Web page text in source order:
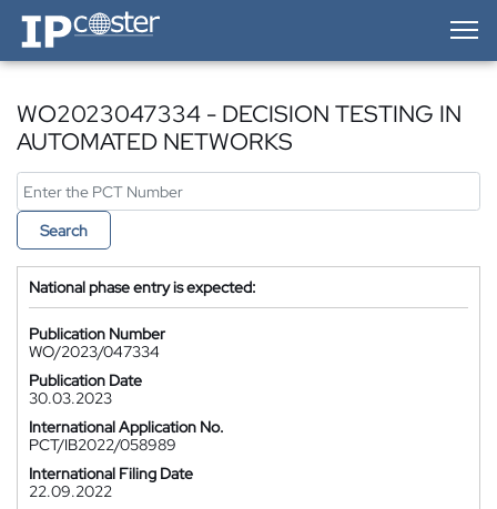
IP-Coster — Home
WO2023047334 - DECISION TESTING IN
AUTOMATED NETWORKS
Search
National phase entry is expected:
Publication Number
WO/2023/047334
Publication Date
30.03.2023
International Application No.
PCT/IB2022/058989
International Filing Date
22.09.2022